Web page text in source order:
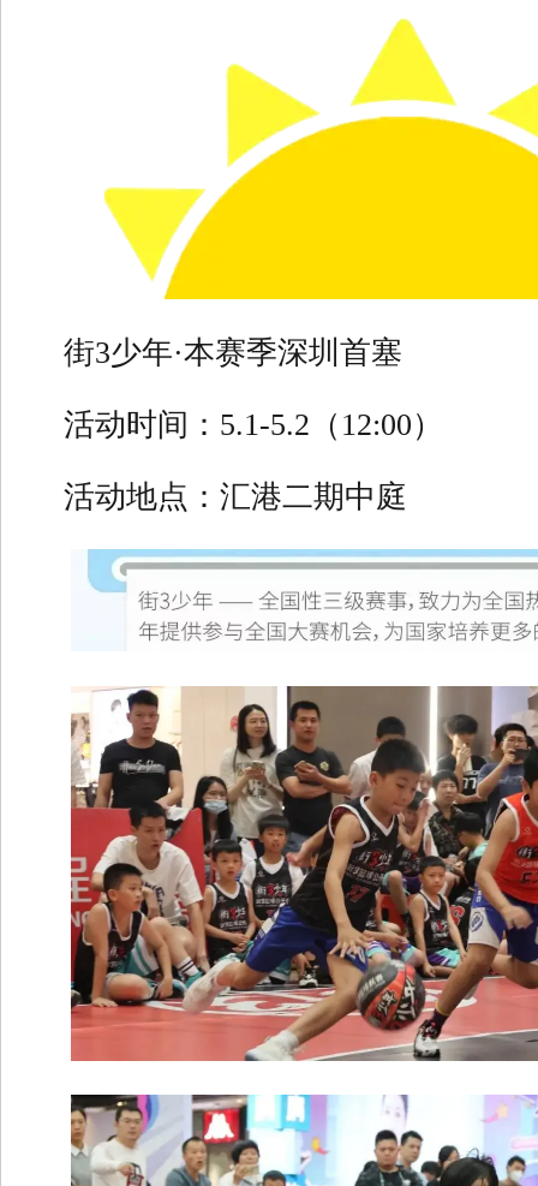
街3少年·本赛季深圳首塞
活动时间：5.1-5.2（12:00）
活动地点：汇港二期中庭